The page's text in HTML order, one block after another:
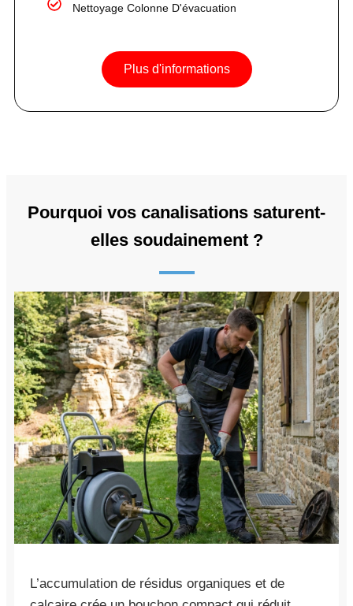
Nettoyage Colonne D'évacuation
Plus d'informations
Pourquoi vos canalisations saturent-
elles soudainement ?
L’accumulation de résidus organiques et de